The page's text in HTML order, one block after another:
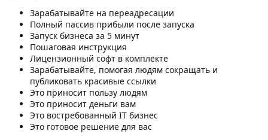
Зарабатывайте на переадресации
Полный пассив прибыли после запуска
Запуск бизнеса за 5 минут
Пошаговая инструкция
Лицензионный софт в комплекте
Зарабатывайте, помогая людям сокращать и
публиковать красивые ссылки
Это приносит пользу людям
Это приносит деньги вам
Это востребованный IT бизнес
Это готовое решение для вас